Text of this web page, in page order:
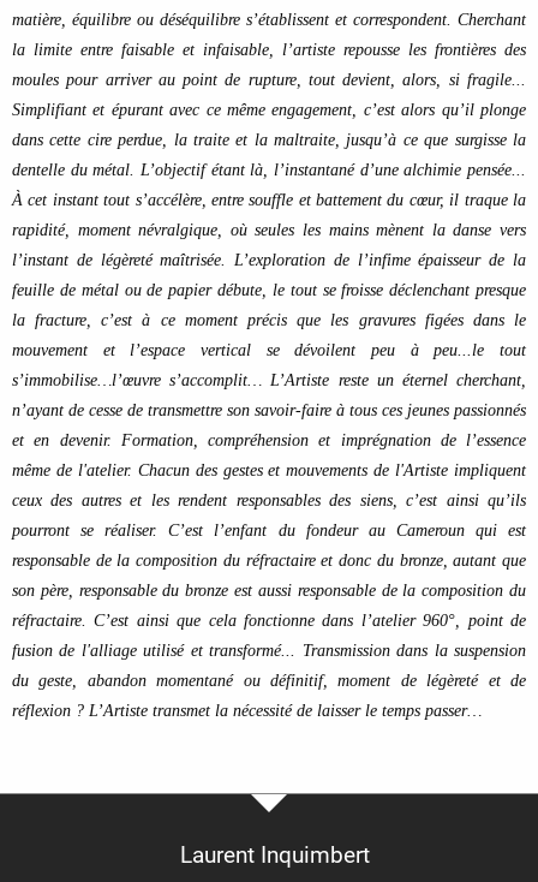
matière, équilibre ou déséquilibre s’établissent et correspondent. Cherchant
la limite entre faisable et infaisable, l’artiste repousse les frontières des
moules pour arriver au point de rupture, tout devient, alors, si fragile...
Simplifiant et épurant avec ce même engagement, c’est alors qu’il plonge
dans cette cire perdue, la traite et la maltraite, jusqu’à ce que surgisse la
dentelle du métal.
L’objectif étant là, l’instantané d’une alchimie pensée...
À cet instant tout s’accélère, entre souffle et battement du cœur, il traque la
rapidité, moment névralgique, où seules les mains mènent la danse vers
l’instant de légèreté maîtrisée. L’exploration de l’infime épaisseur de la
feuille de métal ou de papier débute, le tout se froisse déclenchant presque
la fracture, c’est à ce moment précis que les gravures figées dans le
mouvement et l’espace vertical se dévoilent peu à peu...le tout
s’immobilise…l’œuvre s’accomplit… L’Artiste reste un éternel cherchant,
n’ayant de cesse de transmettre son savoir-faire à tous ces jeunes passionnés
et en devenir. Formation, compréhension et imprégnation de l’essence
même de l'atelier. Chacun des gestes et mouvements de l'Artiste impliquent
ceux des autres et les rendent responsables des siens, c’est ainsi qu’ils
pourront se réaliser. C’est l’enfant du fondeur au Cameroun qui est
responsable de la composition du réfractaire et donc du bronze, autant que
son père, responsable du bronze est aussi responsable de la composition du
réfractaire. C’est ainsi que cela fonctionne dans l’atelier 960°, point de
fusion de l'alliage utilisé et transformé... Transmission dans la suspension
du geste, abandon momentané ou définitif, moment de légèreté et de
réflexion ? L’Artiste transmet la nécessité de laisser le temps passer…
Laurent Inquimbert